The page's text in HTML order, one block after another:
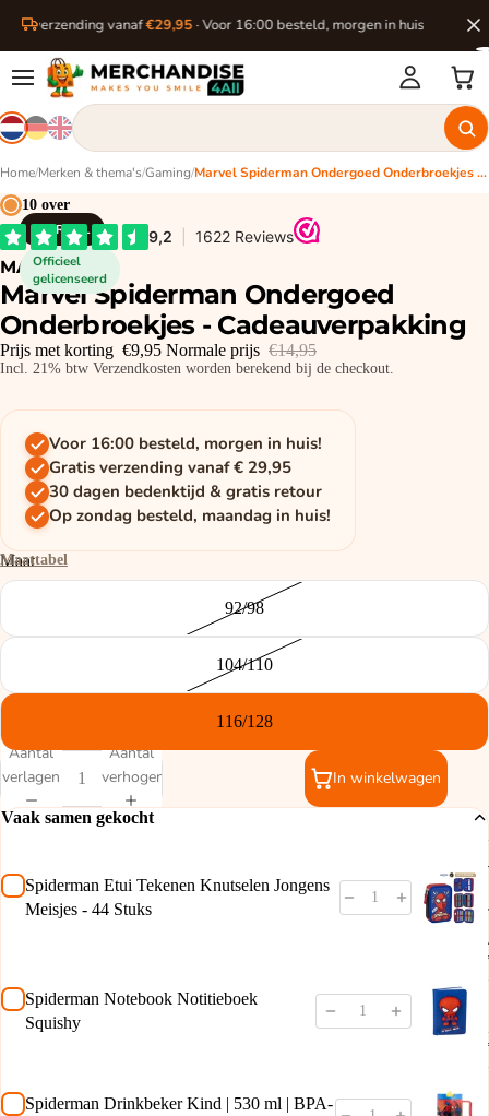
verzending vanaf€29,95· Voor 16:00 besteld, morgen in huis
Home/Merken & thema's/Gaming/ Marvel Spiderman Ondergoed Onderbroekjes - Cadeauverpakking
MARVEL
Officieel
gelicenseerd
10 over
MARVEL
Marvel Spiderman Ondergoed
Onderbroekjes - Cadeauverpakking
Prijs met korting €9,95 Normale prijs €14,95
Incl. 21% btw Verzendkosten worden berekend bij de checkout.
Voor 16:00 besteld, morgen in huis!
Gratis verzending vanaf € 29,95
30 dagen bedenktijd & gratis retour
Op zondag besteld, maandag in huis!
Maattabel
Maat
92/98
104/110
116/128
Aantal
verlagen
Aantal
verhogen
In winkelwagen
Vaak samen gekocht
Spiderman Etui Tekenen Knutselen Jongens
Meisjes - 44 Stuks
Spiderman Notebook Notitieboek
Squishy
Spiderman Drinkbeker Kind | 530 ml | BPA-